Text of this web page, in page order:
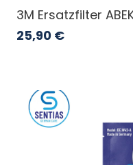
3M Ersatzfilter
25,90 €